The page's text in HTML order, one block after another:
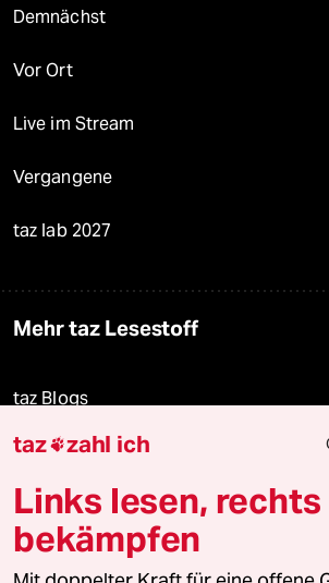
Demnächst
Vor Ort
Live im Stream
Vergangene
taz lab 2027
Mehr taz Lesestoff
taz Blogs
taz FUTURZWEI
Le Monde diplomatique
taz Archiv
taz zahl ich
Links lesen, rechts
bekämpfen